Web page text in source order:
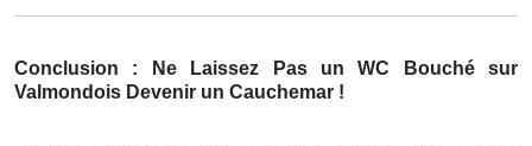
Conclusion : Ne Laissez Pas un WC Bouché sur
Valmondois Devenir un Cauchemar !